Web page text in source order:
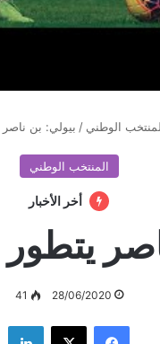
الوطني / بيولي: بن
المنتخب الوطني
أخر الأخبار
28/06/2020
41
فيسبوك ‫X